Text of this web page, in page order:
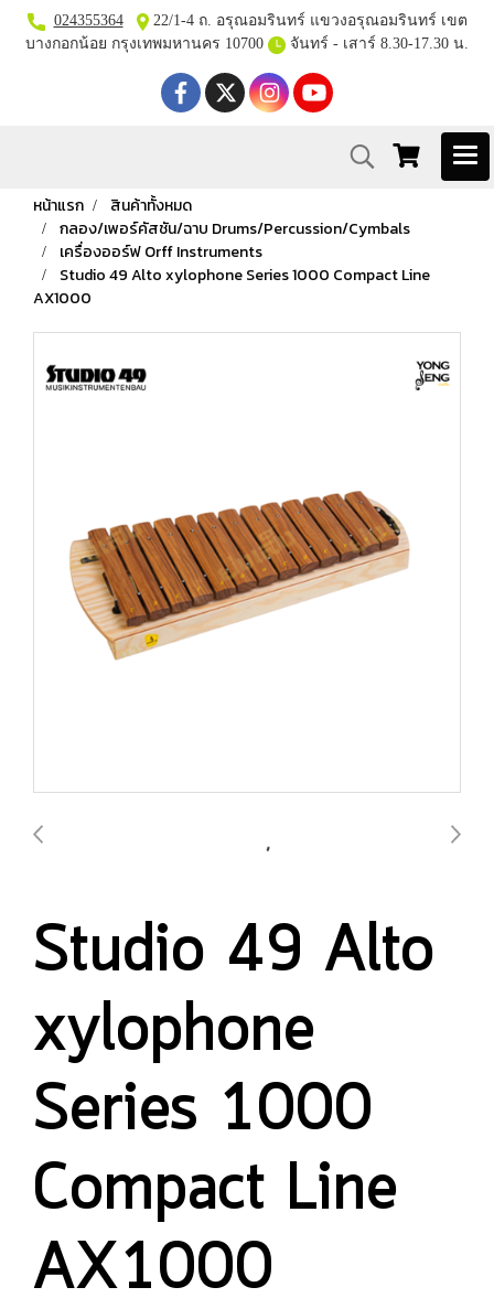
024355364
22/1-4 ถ. อรุณอมรินทร์ แขวงอรุณอมรินทร์ เขต
บางกอกน้อย กรุงเทพมหานคร 10700
จันทร์ - เสาร์ 8.30-17.30 น.
หน้าแรก
สินค้าทั้งหมด
กลอง/เพอร์คัสชัน/ฉาบ Drums/Percussion/Cymbals
เครื่องออร์ฟ Orff Instruments
Studio 49 Alto xylophone Series 1000 Compact Line
AX1000
Studio 49 Alto
xylophone
Series 1000
Compact Line
AX1000